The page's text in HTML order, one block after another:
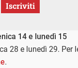
Iscriviti
14 e lunedì 15
28 e lunedì 29. Per
.